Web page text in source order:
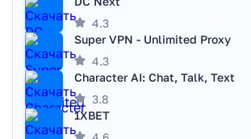
4.3
Super VPN - Unlimited Proxy
4.3
Character AI: Chat, Talk, Text
3.8
1XBET